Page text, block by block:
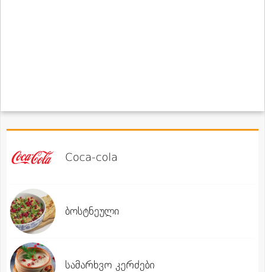
Coca-cola
ბოსტნეული
სამარხვო კერძები